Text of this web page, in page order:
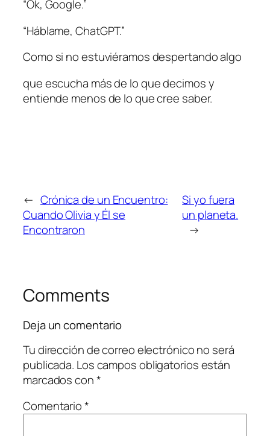
“Ok, Google.”
“Háblame, ChatGPT.”
Como si no estuviéramos despertando algo
que escucha más de lo que decimos y
entiende menos de lo que cree saber.
← Crónica de un Encuentro:
Cuando Olivia y Él se
Encontraron
Si yo fuera
un planeta.
→
Comments
Deja un comentario
Tu dirección de correo electrónico no será
publicada. Los campos obligatorios están
marcados con*
Comentario*